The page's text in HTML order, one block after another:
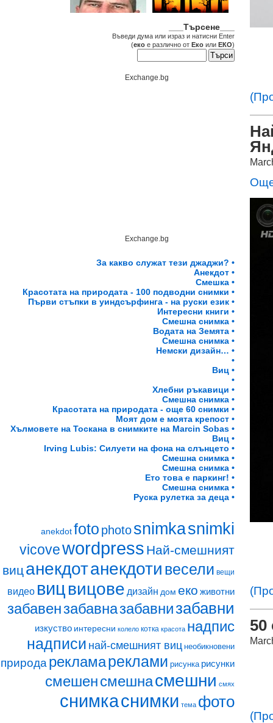
Още
50
___Търсене___
Въведи дума или израз и натисни Enter
(еко е различно от Еко или ЕКО)
Exchange.bg
Exchange.bg
За какво служат тези джаджи? •
Анекдот •
Смешка •
Красотата на природата - 100 подводни снимки •
Първи стъпки в уиндсърфинга - на руски език •
Интересни книги •
Смешна снимка •
Водата на Земята •
Смешна снимка •
Немски дизайн… •
•
Виц •
•
Хлебни ръкавици •
Смешна снимка •
Красотата на природата - още 60 снимки •
Моят дом е моята крепост •
Хълмовете на Тоскана в снимките на Marcin Sobas •
Виц •
Irving Lubis: Силуети на фона на слънцето •
Смешна снимка •
Смешна снимка •
Ето това е паркинг! •
Смешна снимка •
Руска рулетка за деца •
anekdotfoto photosnimkasnimki
vicovewordpress Най-смешният
вицанекдотанекдоти весели вещи
видео вицвицове дизайн дом еко животни
забавензабавназабавнизабавни
изкуство интересни колело котка красота надпис
надписи най-смешният виц необикновени
природа рекламареклами рисунка рисунки
смешенсмешнасмешни смях
снимкаснимки тема фото